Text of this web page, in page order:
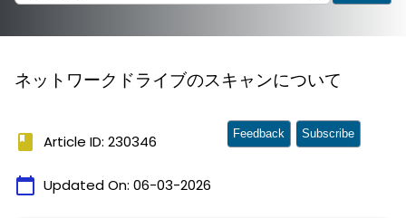
ネットワークドライブのスキャンについて
book Article ID: 230346
calendar_today Updated On: 06-03-2026
Feedback Subscribe